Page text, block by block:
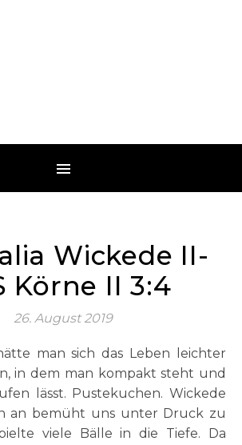
Wickede II-
Körne II 3:4
26. August 2019
in dem man kompakt steht und
lässt. Pustekuchen. Wickede
an bemüht uns unter Druck zu
viele Bälle in die Tiefe. Da